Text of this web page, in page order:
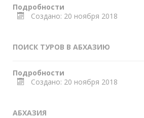
Подробности
Создано: 20 ноября 2018
ПОИСК ТУРОВ В АБХАЗИЮ
Подробности
Создано: 20 ноября 2018
АБХАЗИЯ